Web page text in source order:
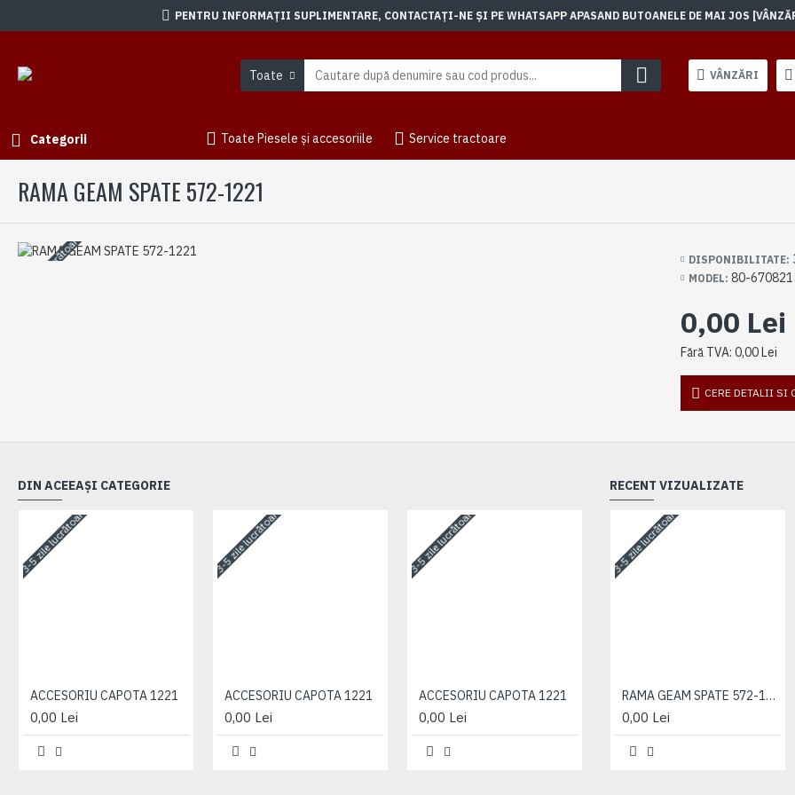
PENTRU INFORMAȚII SUPLIMENTARE, CONTACTAȚI-NE ȘI PE WHATSAPP APASAND BUTOANELE DE MAI JOS
Toate VÂNZĂRI
Categorii Toate Piesele și accesoriile Service tractoare
RAMA GEAM SPATE 572-1221
3-5 zile lucrătoare DISPONIBILITATE:
MODEL: 80-
0,00 Lei
Fără TVA: 0,00 Lei
CERE DETALII SI
DIN ACEEAȘI CATEGORIE
3-5 zile lucrătoare
ACCESORIU CAPOTA 1221
0,00 Lei
3-5 zile lucrătoare
ACCESORIU CAPOTA 1221
0,00 Lei
3-5 zile lucrătoare
ACCESORIU CAPOTA 1221
0,00 Lei
3-5 zile lucrătoare
ACCESORIU CAPOTA 1221
0,00 Lei
RECENT VIZUALIZATE
3-5 zile lucrătoare
RAMA GEAM SPATE 572-1221
0,00 Lei